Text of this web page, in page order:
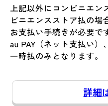
上記以外にコンビニエン
ビニエンスストア払の
お支払い手続きが必要で
au PAY（ネット支払い
一時払のみとなります。
詳細